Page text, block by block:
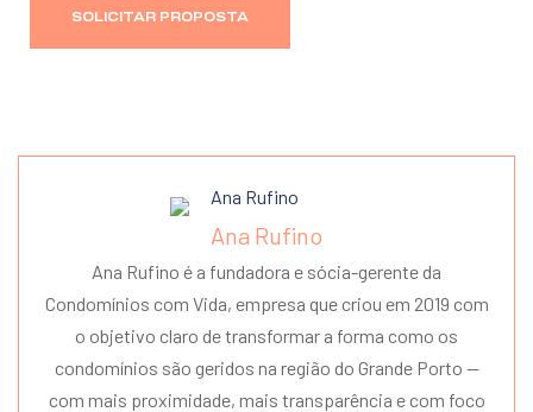
SOLICITAR PROPOSTA
Ana Rufino
Ana Rufino é a fundadora e sócia-gerente da
Condomínios com Vida, empresa que criou em 2019 com
o objetivo claro de transformar a forma como os
condomínios são geridos na região do Grande Porto —
com mais proximidade, mais transparência e com foco